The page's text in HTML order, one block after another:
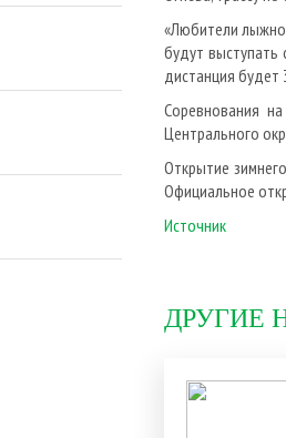
«Любители
будут
дистанция будет
Соревнования
Центрального
Открытие
Официальное
Источник
ДРУГИЕ